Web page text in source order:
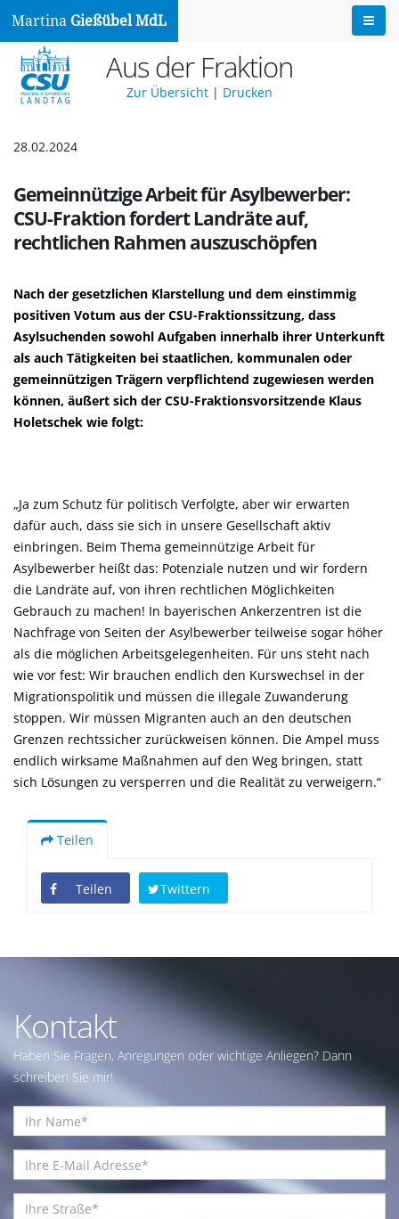
Martina Gießübel MdL
Aus der Fraktion
Zur Übersicht | Drucken
28.02.2024
Gemeinnützige Arbeit für Asylbewerber:
CSU-Fraktion fordert Landräte auf,
rechtlichen Rahmen auszuschöpfen
Nach der gesetzlichen Klarstellung und dem einstimmig
positiven Votum aus der CSU-Fraktionssitzung, dass
Asylsuchenden sowohl Aufgaben innerhalb ihrer Unterkunft
als auch Tätigkeiten bei staatlichen, kommunalen oder
gemeinnützigen Trägern verpflichtend zugewiesen werden
können, äußert sich der CSU-Fraktionsvorsitzende Klaus
Holetschek wie folgt:
Ja zum Schutz für politisch Verfolgte, aber wir erwarten
dafür auch, dass sie sich in unsere Gesellschaft aktiv
einbringen. Beim Thema gemeinnützige Arbeit für
Asylbewerber heißt das: Potenziale nutzen und wir fordern
die Landräte auf, von ihren rechtlichen Möglichkeiten
Gebrauch zu machen! In bayerischen Ankerzentren ist die
Nachfrage von Seiten der Asylbewerber teilweise sogar höher
als die möglichen Arbeitsgelegenheiten. Für uns steht nach
wie vor fest: Wir brauchen endlich den Kurswechsel in der
Migrationspolitik und müssen die illegale Zuwanderung
stoppen. Wir müssen Migranten auch an den deutschen
Grenzen rechtssicher zurückweisen können. Die Ampel muss
endlich wirksame Maßnahmen auf den Weg bringen, statt
sich Lösungen zu versperren und die Realität zu verweigern.“
Teilen
Teilen Twittern
Kontakt
Haben Sie Fragen, Anregungen oder wichtige Anliegen? Dann
schreiben Sie mir!